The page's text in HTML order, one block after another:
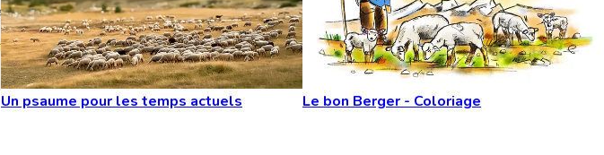
Un psaume pour les temps actuels Le bon Berger - Coloriage